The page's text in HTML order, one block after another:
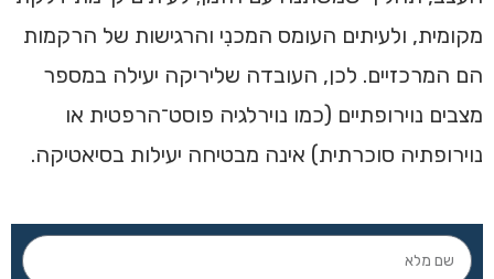
מקומית, ולעיתים העומס המכנִי והרגישות של הרקמות
הם המרכזיים. לכן, העובדה שליריקה יעילה במספר
מצבים נוירופתיים (כמו נוירלגיה פוסט־הרפטית או
נוירופתיה סוכרתית) אינה מבטיחה יעילות בסיאטיקה.